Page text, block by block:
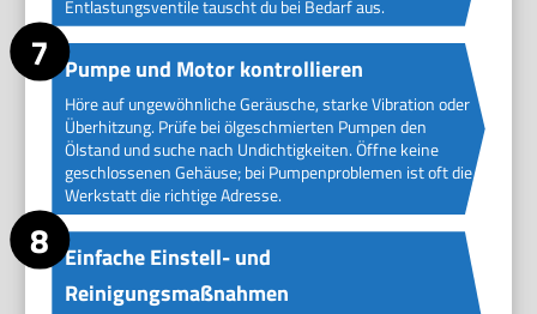
Entlastungsventile tauscht du bei Bedarf aus.
Pumpe und Motor kontrollieren
Höre auf ungewöhnliche Geräusche, starke Vibration oder
Überhitzung. Prüfe bei ölgeschmierten Pumpen den
Ölstand und suche nach Undichtigkeiten. Öffne keine
geschlossenen Gehäuse; bei Pumpenproblemen ist oft die
Werkstatt die richtige Adresse.
Einfache Einstell- und
Reinigungsmaßnahmen